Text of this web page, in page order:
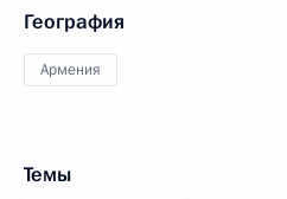
География
Армения
Темы